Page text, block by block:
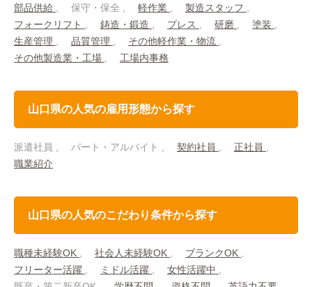
部品供給
保守・保全 軽作業
製造スタッフ
フォークリフト
鋳造・鍛造 プレス 研磨
塗装
生産管理
品質管理
その他軽作業・物流
その他製造業・工場
工場内事務
山口県の人気の雇用形態から探す
派遣社員 パート・アルバイト 契約社員
正社員
職業紹介
山口県の人気のこだわり条件から探す
職種未経験OK 社会人未経験OK
ブランクOK
フリーター活躍
ミドル活躍
女性活躍中